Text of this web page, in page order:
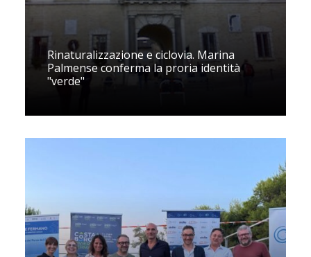
Rinaturalizzazione e ciclovia. Marina
Palmense conferma la proria identità
"verde"